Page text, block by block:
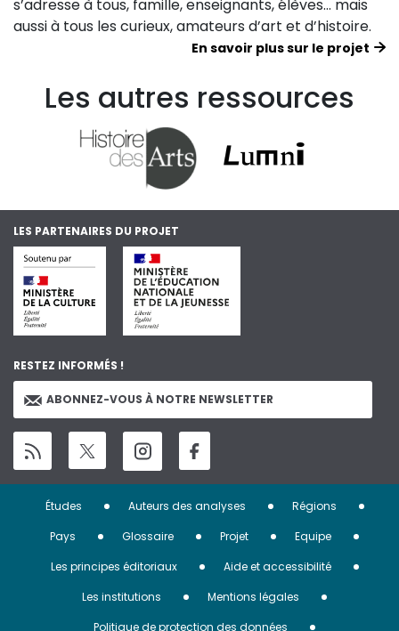
s’adresse à tous, famille, enseignants, élèves… mais
aussi à tous les curieux, amateurs d’art et d’histoire.
En savoir plus sur le projet
Les autres ressources
LES PARTENAIRES DU PROJET
RESTEZ INFORMÉS !
ABONNEZ-VOUS À NOTRE NEWSLETTER
Menu
Pied
page
Études Auteurs des analyses
Régions
Pays
Glossaire Projet
Equipe
Les principes éditoriaux
Aide et accessibilité
Les institutions
Mentions légales
Politique de protection des données